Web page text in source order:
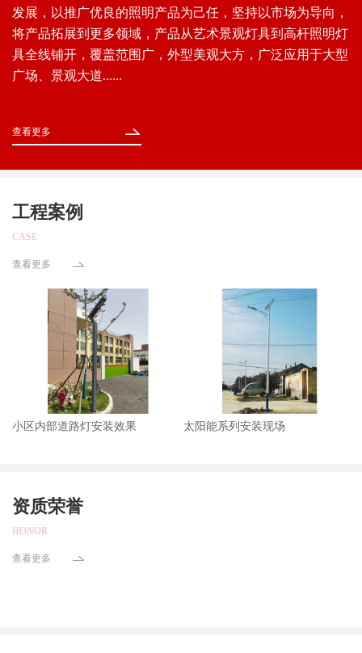
发展，以推广优良的照明产品为己任，坚持以市场为导向，
将产品拓展到更多领域，产品从艺术景观灯具到高杆照明灯
具全线铺开，覆盖范围广，外型美观大方，广泛应用于大型
广场、景观大道......
查看更多
工程案例
CASE
查看更多
小区内部道路灯安装效果 太阳能系列安装现场
资质荣誉
HONOR
查看更多